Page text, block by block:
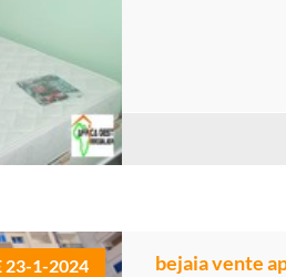
23-1-2024 bejaia vente